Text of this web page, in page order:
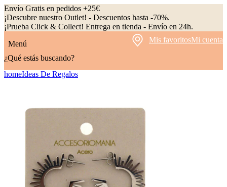
Envío Gratis en pedidos +25€
¡Descubre nuestro Outlet! - Descuentos hasta -70%.
¡Prueba Click & Collect! Entrega en tienda - Envío en 24h.
Menú
Mis favoritosMi cuenta
¿Qué estás buscando?
homeIdeas De Regalos